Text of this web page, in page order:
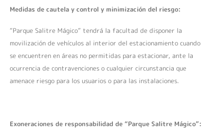
Medidas de cautela y control y minimización del riesgo:
“Parque Salitre Mágico” tendrá la facultad de disponer la
movilización de vehículos al interior del estacionamiento cuando
se encuentren en áreas no permitidas para estacionar, ante la
ocurrencia de contravenciones o cualquier circunstancia que
amenace riesgo para los usuarios o para las instalaciones.
Exoneraciones de responsabilidad de “Parque Salitre Mágico”: